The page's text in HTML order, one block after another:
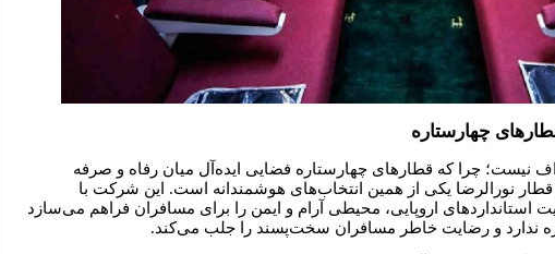
چهارستاره
نیست؛ چرا که قطارهای چهارستاره فضایی ایده‌آل میان رفاه و صرفه
قطار نورالرضا یکی از همین انتخاب‌های هوشمندانه است. این شرکت با
استانداردهای اروپایی، محیطی آرام و ایمن را برای مسافران فراهم می‌سازد
ندارد و رضایت خاطر مسافران سخت‌پسند را جلب می‌کند.